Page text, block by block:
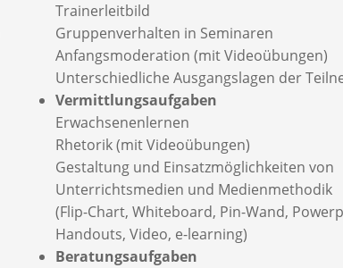
Trainerleitbild
Gruppenverhalten in Seminaren
Anfangsmoderation (mit Videoübungen)
Unterschiedliche Ausgangslagen der
Vermittlungsaufgaben
Erwachsenenlernen
Rhetorik (mit Videoübungen)
Gestaltung und Einsatzmöglichkeiten von
Unterrichtsmedien und Medienmethodik
(Flip-Chart, Whiteboard, Pin-Wand,
Handouts, Video, e-learning)
Beratungsaufgaben